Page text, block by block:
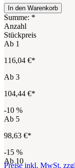
In den Warenkorb
Summe: *
Anzahl
Stückpreis
Ab 1
116,04 €*
Ab 3
104,44 €*
-10 %
Ab 5
98,63 €*
-15 %
Ab10
Preise inkl. MwSt.